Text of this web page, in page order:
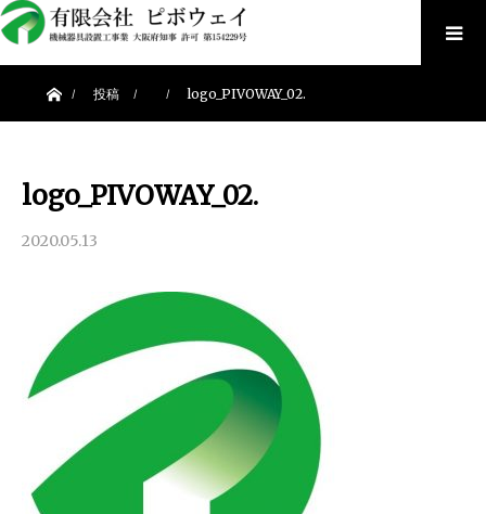
ホーム投稿 logo_PIVOWAY_02.
logo_PIVOWAY_02.
2020.05.13